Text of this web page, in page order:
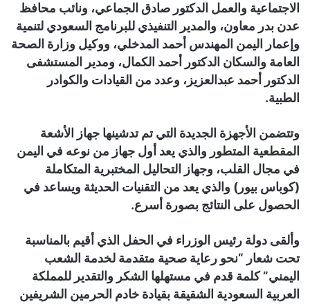
الاجتماعية والعمل الدكتور صادق الجماعي، ونائب محافظ
عدن بدر معاون، والمدير التنفيذي للبرنامج السعودي لتنمية
وإعمار اليمن المهندس أحمد المدخلي، ووكيل وزارة الصحة
العامة والسكان الدكتور أحمد الكمال، ومدير المستشفى
الدكتور أحمد عبدالعزيز، وعدد من القيادات والكوادر
الطبية.
وتتضمن الأجهزة الجديدة التي تم تدشينها جهاز الأشعة
المقطعية المتطور والذي يعد أول جهاز من نوعه في اليمن
في مجال القلب، وجهاز التحاليل المختبرية المتكاملة
(كوباس بيور) والذي يعد من التقنيات الحديثة ويساعد في
الحصول على النتائج بصورة أسرع.
وألقى دولة رئيس الوزراء في الحفل الذي أقيم بالمناسبة
تحت شعار “نحو رعاية صحية متقدمة لخدمة الشعب
اليمني” كلمة قدم في مستهلها الشكر والتقدير للمملكة
العربية السعودية الشقيقة بقيادة خادم الحرمين الشريفين